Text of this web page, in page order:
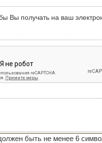
Вы получать на ваш
быть не менее 6